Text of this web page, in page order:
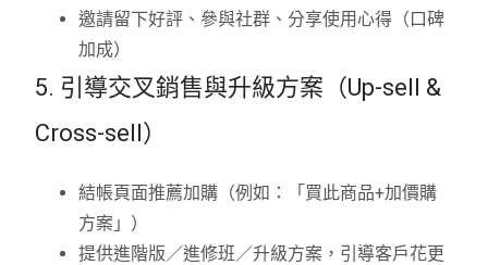
邀請留下好評、參與社群、分享使用心得（口碑
加成）
5. 引導交叉銷售與升級方案（Up-sell &
Cross-sell）
結帳頁面推薦加購（例如：「買此商品+加價購
方案」）
提供進階版／進修班／升級方案，引導客戶花更